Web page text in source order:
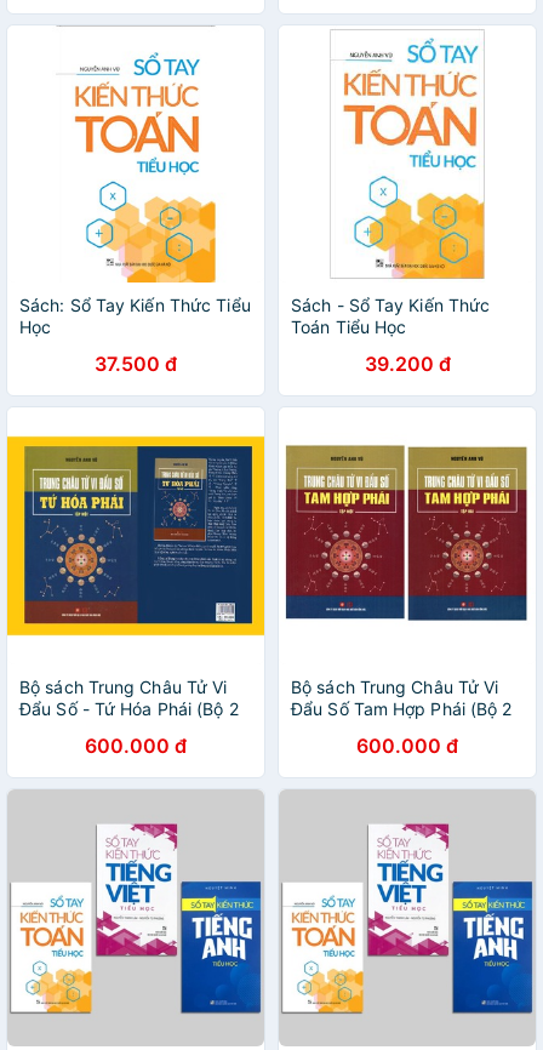
Sách: Sổ Tay Kiến Thức Tiểu
Học
37.500 đ
Sách - Sổ Tay Kiến Thức
Toán Tiểu Học
39.200 đ
Bộ sách Trung Châu Tử Vi
Đẩu Số - Tứ Hóa Phái (Bộ 2
600.000 đ
Bộ sách Trung Châu Tử Vi
Đẩu Số Tam Hợp Phái (Bộ 2
600.000 đ